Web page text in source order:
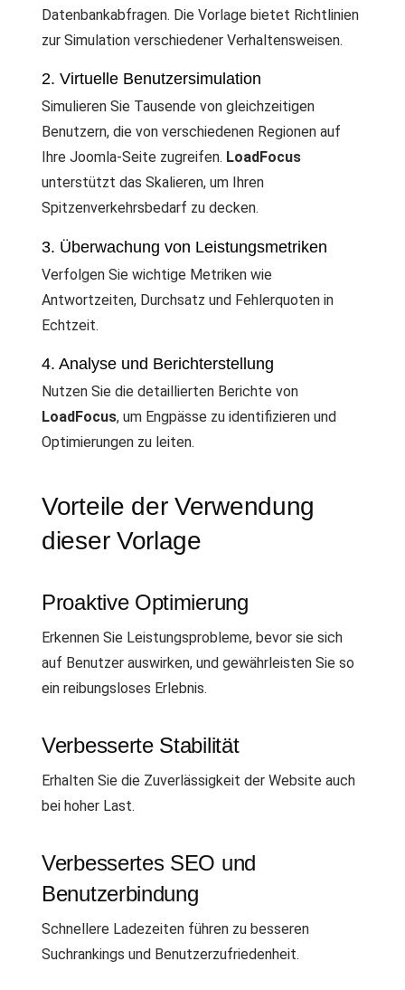
Datenbankabfragen. Die Vorlage bietet Richtlinien
zur Simulation verschiedener Verhaltensweisen.
2. Virtuelle Benutzersimulation
Simulieren Sie Tausende von gleichzeitigen
Benutzern, die von verschiedenen Regionen auf
Ihre Joomla-Seite zugreifen. LoadFocus
unterstützt das Skalieren, um Ihren
Spitzenverkehrsbedarf zu decken.
3. Überwachung von Leistungsmetriken
Verfolgen Sie wichtige Metriken wie
Antwortzeiten, Durchsatz und Fehlerquoten in
Echtzeit.
4. Analyse und Berichterstellung
Nutzen Sie die detaillierten Berichte von
LoadFocus, um Engpässe zu identifizieren und
Optimierungen zu leiten.
Vorteile der Verwendung
dieser Vorlage
Proaktive Optimierung
Erkennen Sie Leistungsprobleme, bevor sie sich
auf Benutzer auswirken, und gewährleisten Sie so
ein reibungsloses Erlebnis.
Verbesserte Stabilität
Erhalten Sie die Zuverlässigkeit der Website auch
bei hoher Last.
Verbessertes SEO und
Benutzerbindung
Schnellere Ladezeiten führen zu besseren
Suchrankings und Benutzerzufriedenheit.